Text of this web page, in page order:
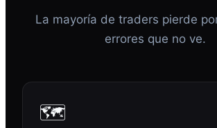
La mayoría de traders pierde
errores que no ve.
🗺️